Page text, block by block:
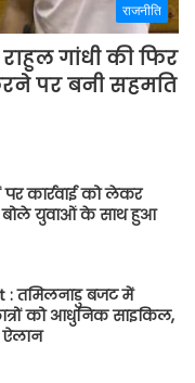
राजनीति
गांधी की फिर
पर बनी सहमति
पर कार्रवाई को लेकर
बोले युवाओं के साथ हुआ
: तमिलनाडु बजट में
को आधुनिक साइकिल,
ऐलान